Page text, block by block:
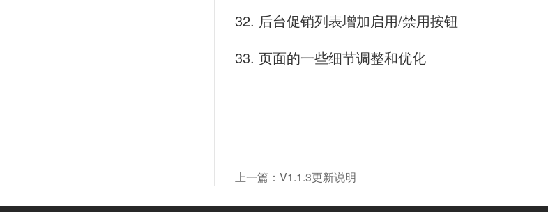
32. 后台促销列表增加启用/禁用按钮
33. 页面的一些细节调整和优化
上一篇：V1.1.3更新说明